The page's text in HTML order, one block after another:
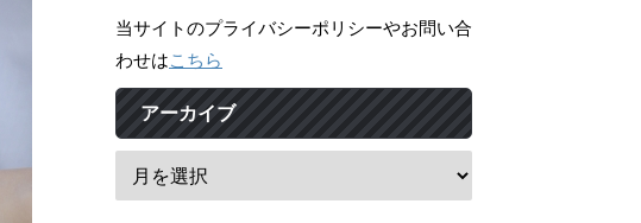
当サイトのプライバシーポリシーやお問い合
わせはこちら
アーカイブ